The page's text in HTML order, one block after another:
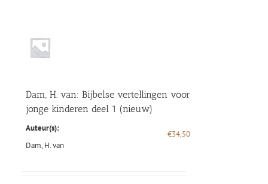
Dam, H. van: Bijbelse vertellingen voor
jonge kinderen deel 1 (nieuw)
Auteur(s):
Dam, H. van
€34,50